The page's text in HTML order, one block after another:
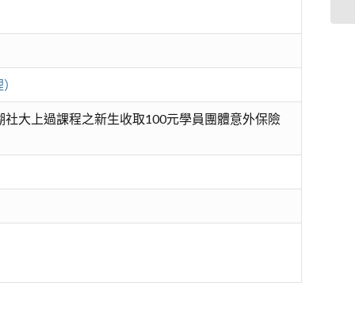
大上過課程之新生收取100元學員團體意外保險